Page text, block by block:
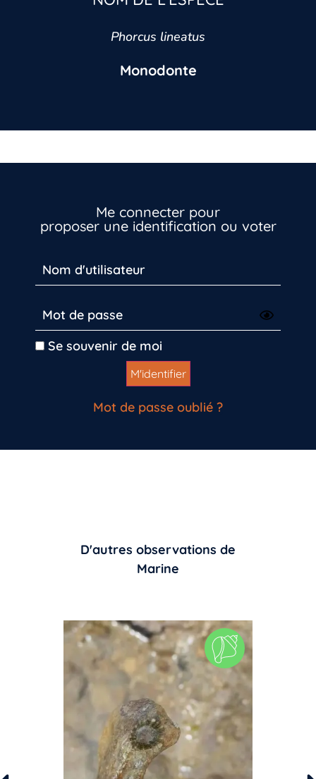
Phorcus lineatus
Monodonte
Me connecter pour
proposer une identification ou voter
Se souvenir de moi
Mot de passe oublié ?
D'autres observations de
Marine